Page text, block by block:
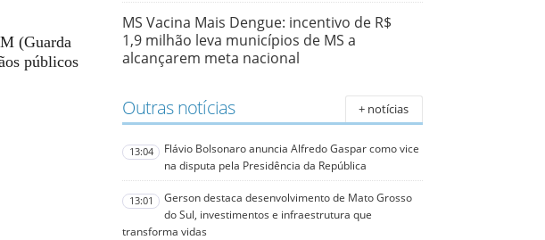
(Guarda
públicos
MS Vacina Mais Dengue: incentivo de R$
1,9 milhão leva municípios de MS a
alcançarem meta nacional
Outras notícias + notícias
13:04
Flávio Bolsonaro anuncia Alfredo Gaspar como vice
na disputa pela Presidência da República
13:01
Gerson destaca desenvolvimento de Mato Grosso
do Sul, investimentos e infraestrutura que
transforma vidas